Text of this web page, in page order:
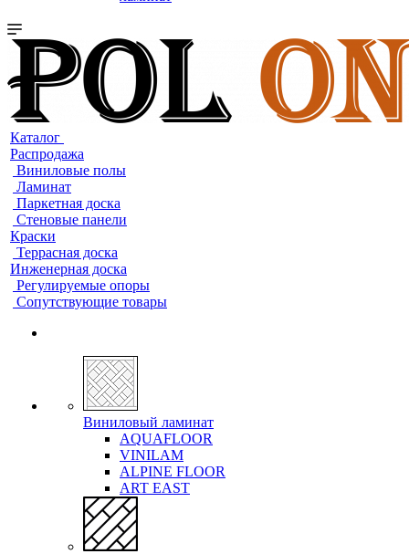
Каталог
Распродажа
Виниловые полы
Ламинат
Паркетная доска
Стеновые панели
Краски
Террасная доска
Инженерная доска
Регулируемые опоры
Сопутствующие товары
Виниловый ламинат
AQUAFLOOR
VINILAM
ALPINE FLOOR
ART EAST